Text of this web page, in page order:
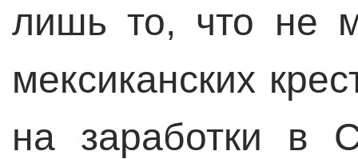
лишь то, что не
мексиканских
на заработки